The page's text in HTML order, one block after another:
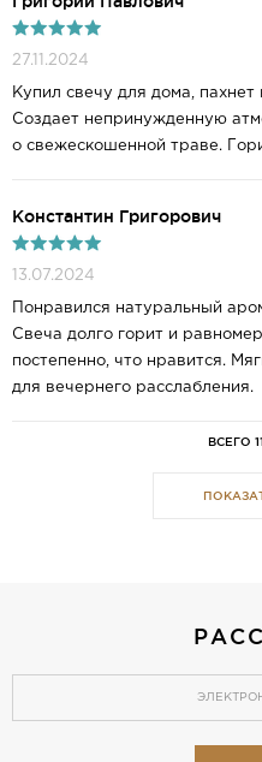
27.11.2024
Купил свечу для дома, пахнет
Создает непринужденную
о свежескошенной траве.
Константин Григорович
13.07.2024
Понравился натуральный
Свеча долго горит и
постепенно, что нравится.
для вечернего расслабления.
ВСЕГО